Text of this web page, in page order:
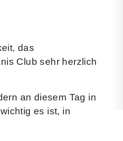
das
Club sehr herzlich
an diesem Tag in
es ist, in